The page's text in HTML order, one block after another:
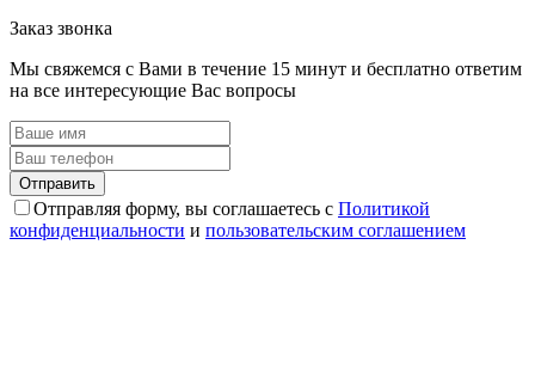
Заказ звонка
Мы свяжемся с Вами в течение 15 минут и бесплатно ответим
на все интересующие Вас вопросы
Отправляя форму, вы соглашаетесь с Политикой
конфиденциальности и пользовательским соглашением